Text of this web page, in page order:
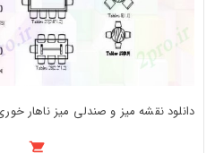
دانلود نقشه میز و صندلی میز ناهار خوری